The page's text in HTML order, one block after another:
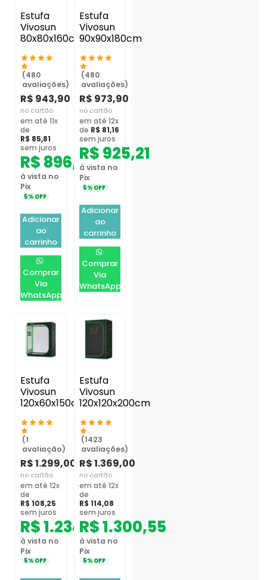
Estufa
Vivosun
80x80x160cm
(480
avaliações)
R$ 943,90
no cartão
em até 11x
de
R$ 85,81
sem juros
R$896,71
à vista no
Pix
5% OFF
Adicionar
ao
carrinho
Comprar
Via
WhatsApp
Estufa
Vivosun
90x90x180cm
(480
avaliações)
R$ 973,90
no cartão
em até 12x
de R$ 81,16
sem juros
R$925,21
à vista no
Pix
5% OFF
Adicionar
ao
carrinho
Comprar
Via
WhatsApp
Estufa
Vivosun
120x60x150cm
(1
avaliação)
R$1.299,00
no cartão
em até 12x
de
R$ 108,25
sem juros
R$1.234,05
à vista no
Pix
5% OFF
Estufa
Vivosun
120x120x200cm
(1423
avaliações)
R$1.369,00
no cartão
em até 12x
de
R$ 114,08
sem juros
R$1.300,55
à vista no
Pix
5% OFF